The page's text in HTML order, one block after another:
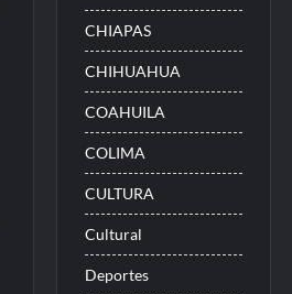
CHIAPAS
CHIHUAHUA
COAHUILA
COLIMA
CULTURA
Cultural
Deportes